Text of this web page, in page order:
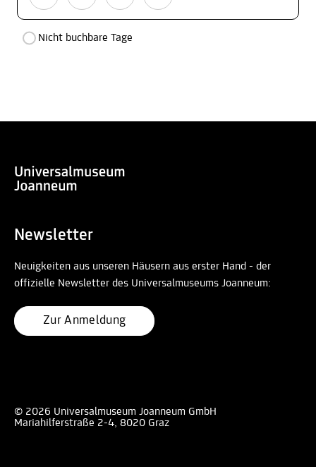
Nicht buchbare Tage
Newsletter
Neuigkeiten aus unseren Häusern aus erster Hand - der
offizielle Newsletter des Universalmuseums Joanneum:
Zur Anmeldung
© 2026 Universalmuseum Joanneum GmbH
Mariahilferstraße 2-4, 8020 Graz